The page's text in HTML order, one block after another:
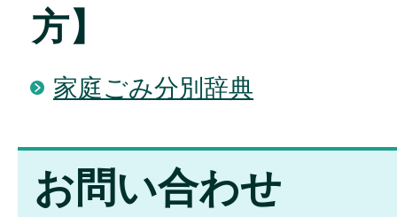
方】
家庭ごみ分別辞典
お問い合わせ